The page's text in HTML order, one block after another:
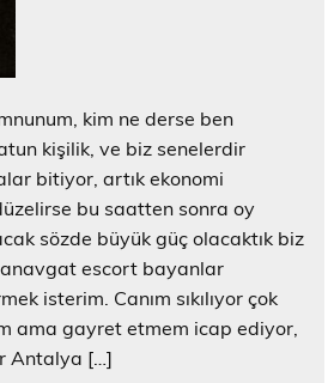
kim ne derse ben
kişilik, ve biz senelerdir
bitiyor, artık ekonomi
bu saatten sonra oy
sözde büyük güç olacaktık biz
escort bayanlar
isterim. Canım sıkılıyor çok
ama gayret etmem icap ediyor,
Antalya […]